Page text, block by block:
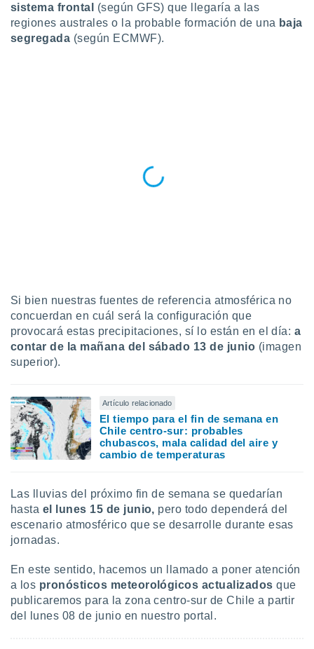
1199
sistema frontal
(según GFS) que llegaría a las
regiones australes o la probable formación de una baja
segregada (según ECMWF).
Si bien nuestras fuentes de referencia atmosférica no
concuerdan en cuál será la configuración que
provocará estas precipitaciones, sí lo están en el día: a
contar de la mañana del sábado 13 de junio (imagen
superior).
Artículo relacionado
El tiempo para el fin de semana en
Chile centro-sur: probables
chubascos, mala calidad del aire y
cambio de temperaturas
Las lluvias del próximo fin de semana se quedarían
hasta el lunes 15 de junio, pero todo dependerá del
escenario atmosférico que se desarrolle durante esas
jornadas.
En este sentido, hacemos un llamado a poner atención
a los pronósticos meteorológicos actualizadosque
publicaremos para la zona centro-sur de Chile a partir
del lunes 08 de junio en nuestro portal.